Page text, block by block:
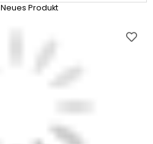
Neues Produkt